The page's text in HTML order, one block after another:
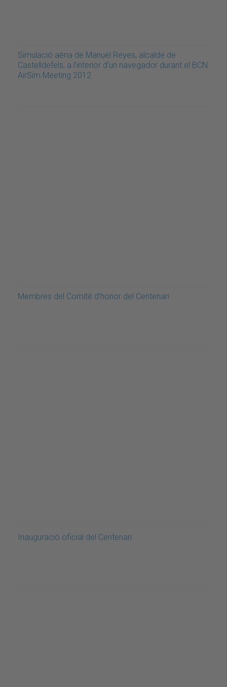
Simulació aèria de Manuel Reyes, alcalde de
Castelldefels, a l'interior d'un navegador durant el BCN
AirSim Meeting 2012
Membres del Comitè d’honor del Centenari
Inauguració oficial del Centenari